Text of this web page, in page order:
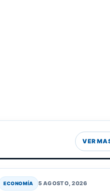
VER
ECONOMÍA 5 AGOSTO, 2026